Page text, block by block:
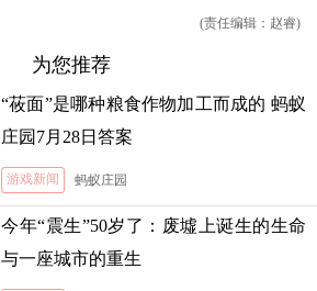
(责任编辑：赵睿)
为您推荐
“莜面”是哪种粮食作物加工而成的 蚂蚁
庄园7月28日答案
游戏新闻 蚂蚁庄园
今年“震生”50岁了：废墟上诞生的生命
与一座城市的重生